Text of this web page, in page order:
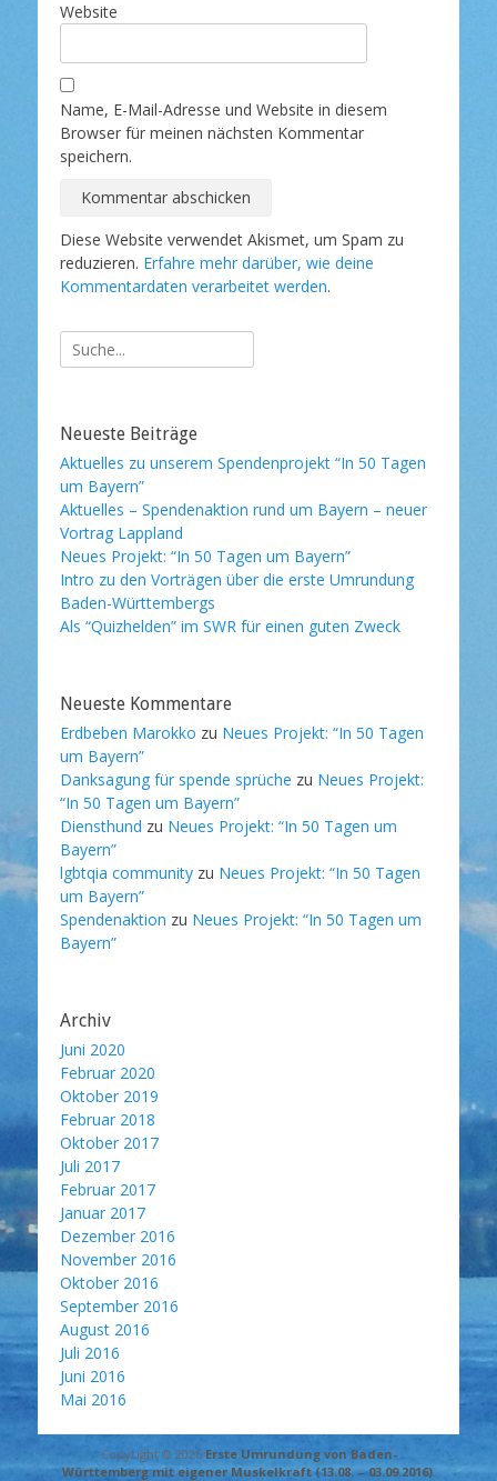
Website
Name, E-Mail-Adresse und Website in diesem
Browser für meinen nächsten Kommentar
speichern.
Diese Website verwendet Akismet, um Spam zu
reduzieren. Erfahre mehr darüber, wie deine
Kommentardaten verarbeitet werden.
Suche
nach:
Neueste Beiträge
Aktuelles zu unserem Spendenprojekt “In 50 Tagen
um Bayern”
Aktuelles – Spendenaktion rund um Bayern – neuer
Vortrag Lappland
Neues Projekt: “In 50 Tagen um Bayern”
Intro zu den Vorträgen über die erste Umrundung
Baden-Württembergs
Als “Quizhelden” im SWR für einen guten Zweck
Neueste Kommentare
Erdbeben Marokko zu Neues Projekt: “In 50 Tagen
um Bayern”
Danksagung für spende sprüche zu Neues Projekt:
“In 50 Tagen um Bayern”
Diensthund zu Neues Projekt: “In 50 Tagen um
Bayern”
lgbtqia community zu Neues Projekt: “In 50 Tagen
um Bayern”
Spendenaktion zu Neues Projekt: “In 50 Tagen um
Bayern”
Archiv
Juni 2020
Februar 2020
Oktober 2019
Februar 2018
Oktober 2017
Juli 2017
Februar 2017
Januar 2017
Dezember 2016
November 2016
Oktober 2016
September 2016
August 2016
Juli 2016
Juni 2016
Mai 2016
Copyright © 2026 Erste Umrundung von Baden-
Württemberg mit eigener Muskelkraft (13.08. – 03.09.2016).